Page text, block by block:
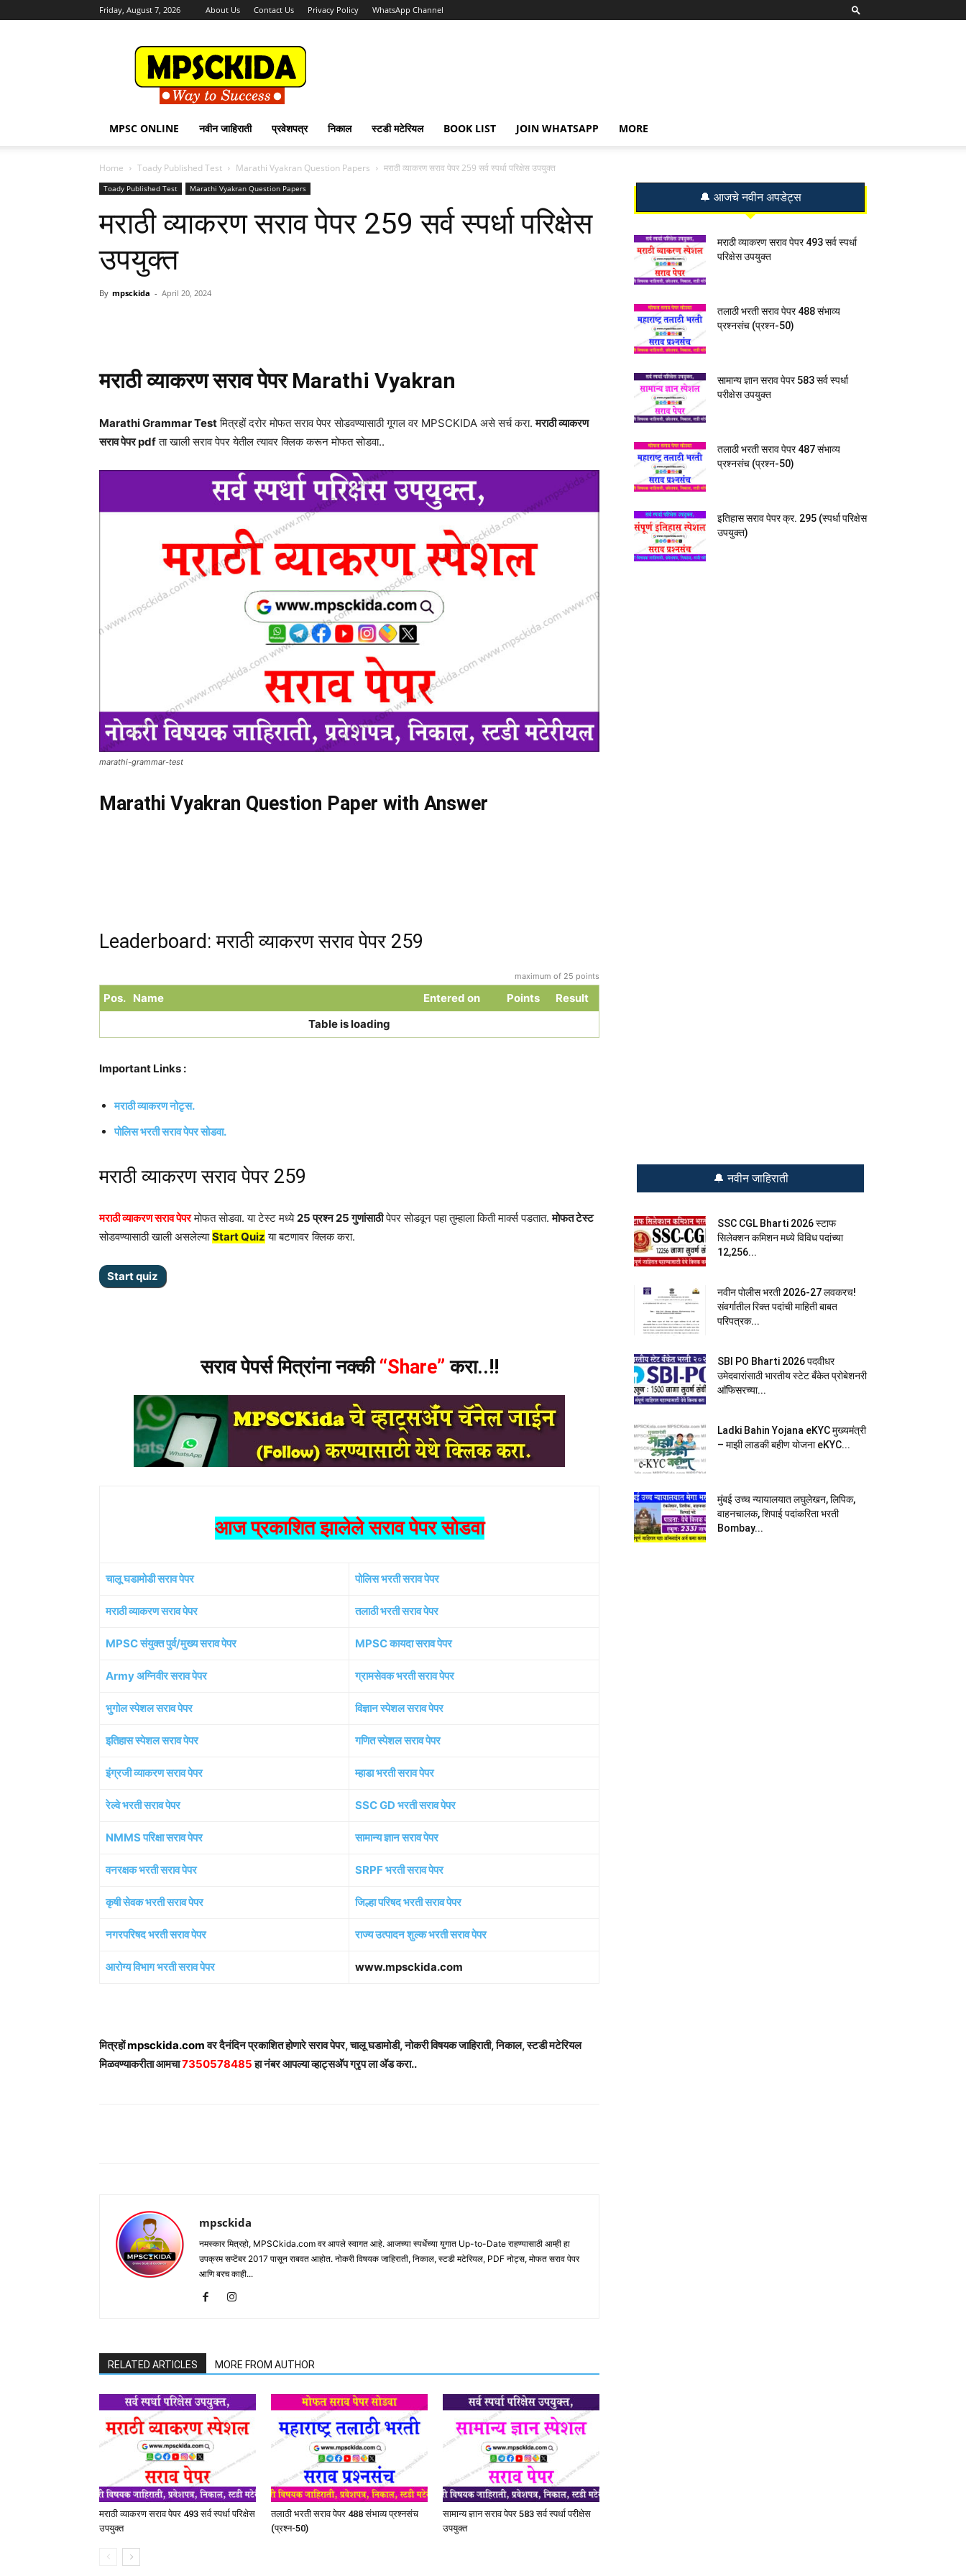
Friday, August 7, 2026 About Us Contact Us Privacy Policy WhatsApp Channel
MPSCKida.com
सर्व
नवीन
जाहिराती
Letest
Jobs
MPSC ONLINE नवीन जाहिराती प्रवेशपत्र निकाल स्टडी मटेरियल BOOK LIST JOIN WHATSAPP MORE
Home Toady Published Test Marathi Vyakran Question Papers मराठी व्याकरण सराव पेपर 259 सर्व स्पर्धा परिक्षेस उपयुक्त
Toady Published Test Marathi Vyakran Question Papers
मराठी व्याकरण सराव पेपर 259 सर्व स्पर्धा परिक्षेस
उपयुक्त
By mpsckida - April 20, 2024
मराठी व्याकरण सराव पेपर Marathi Vyakran
Marathi Grammar Testमित्रहों दरोर मोफत सराव पेपर सोडवण्यासाठी गूगल वर MPSCKIDA असे सर्च करा.मराठी व्याकरण
सराव पेपर pdfता खाली सराव पेपर येतील त्यावर क्लिक करून मोफत सोडवा..
marathi-grammar-test
Marathi Vyakran Question Paper with Answer
Leaderboard: मराठी व्याकरण सराव पेपर 259
maximum of 25 points
Pos. Name Entered on Points
Result
Table is loading
Important Links :
मराठी व्याकरण नोटृस.
पोलिस भरती सराव पेपर सोडवा.
मराठी व्याकरण सराव पेपर 259
मराठी व्याकरण सराव पेपरमोफत सोडवा. या टेस्ट मध्ये 25 प्रश्न 25 गुणांसाठीपेपर सोडवून पहा तुम्हाला किती मार्क्स पडतात.मोफत टेस्ट
सोडवण्यासाठी खाली असलेल्याStart Quiz या बटणावर क्लिक करा.
सराव पेपर्स मित्रांना नक्की“Share” करा..!!
आज प्रकाशित झालेले सराव पेपर सोडवा
चालू घडामोडी सराव पेपर पोलिस भरती सराव पेपर
मराठी व्याकरण सराव पेपर तलाठी भरती सराव पेपर
MPSC संयुक्त पुर्व/मुख्य सराव पेपर MPSC कायदा सराव पेपर
Army अग्निवीर सराव पेपर ग्रामसेवक भरती सराव पेपर
भुगोल स्पेशल सराव पेपर विज्ञान स्पेशल सराव पेपर
इतिहास स्पेशल सराव पेपर गणित स्पेशल सराव पेपर
इंग्रजी व्याकरण सराव पेपर म्हाडा भरती सराव पेपर
रेल्वे भरती सराव पेपर SSC GD भरती सराव पेपर
NMMS परिक्षा सराव पेपर सामान्य ज्ञान सराव पेपर
वनरक्षक भरती सराव पेपर SRPF भरती सराव पेपर
कृषी सेवक भरती सराव पेपर जिल्हा परिषद भरती सराव पेपर
नगरपरिषद भरती सराव पेपर राज्य उत्पादन शुल्क भरती सराव पेपर
आरोग्य विभाग भरती सराव पेपर www.mpsckida.com
मित्रहोंmpsckida.comवर दैनंदिन प्रकाशित होणारे सराव पेपर, चालू घडामोडी, नोकरी विषयक जाहिराती, निकाल, स्टडी मटेरियल
मिळवण्याकरीता आमचा7350578485हा नंबर आपल्या व्हाट्सअ‍ॅप ग्रृप ला अ‍ॅड करा..
mpsckida
नमस्कार मित्रहो, MPSCkida.com वर आपले स्वागत आहे. आजच्या स्पर्धेच्या युगात Up-to-Date राहण्यासाठी आम्ही हा
उपक्रम सप्टेंबर 2017 पासून राबवत आहोत. नोकरी विषयक जाहिराती, निकाल, स्टडी मटेरियल, PDF नोट्स, मोफत सराव पेपर
आणि बरच काही...
RELATED ARTICLES MORE FROM AUTHOR
मराठी व्याकरण सराव पेपर 493 सर्व स्पर्धा परिक्षेस
उपयुक्त
तलाठी भरती सराव पेपर 488 संभाव्य प्रश्नसंच
(प्रश्न-50)
सामान्य ज्ञान सराव पेपर 583 सर्व स्पर्धा परीक्षेस
उपयुक्त
🔔 आजचे नवीन अपडेट्स
मराठी व्याकरण सराव पेपर 493 सर्व स्पर्धा
परिक्षेस उपयुक्त
तलाठी भरती सराव पेपर 488 संभाव्य
प्रश्नसंच (प्रश्न-50)
सामान्य ज्ञान सराव पेपर 583 सर्व स्पर्धा
परीक्षेस उपयुक्त
तलाठी भरती सराव पेपर 487 संभाव्य
प्रश्नसंच (प्रश्न-50)
इतिहास सराव पेपर क्र. 295 (स्पर्धा परिक्षेस
उपयुक्त)
🔔 नवीन जाहिराती
SSC CGL Bharti 2026 स्टाफ
सिलेक्शन कमिशन मध्ये विविध पदांच्या
12,256...
नवीन पोलीस भरती 2026-27 लवकरच!
संवर्गातील रिक्त पदांची माहिती बाबत
परिपत्रक...
SBI PO Bharti 2026 पदवीधर
उमेदवारांसाठी भारतीय स्टेट बँकेत प्रोबेशनरी
आ‍ॅफिसरच्या...
Ladki Bahin Yojana eKYC मुख्यमंत्री
– माझी लाडकी बहीण योजना eKYC...
मुंबई उच्च न्यायालयात लघुलेखन, लिपिक,
वाहनचालक, शिपाई पदांकरिता भरती
Bombay...